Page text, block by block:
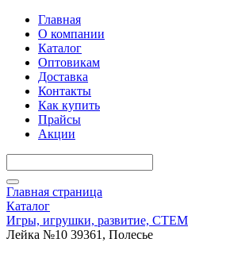
Главная
О компании
Каталог
Оптовикам
Доставка
Контакты
Как купить
Прайсы
Акции
Главная страница
Каталог
Игры, игрушки, развитие, СТЕМ
Лейка №10 39361, Полесье